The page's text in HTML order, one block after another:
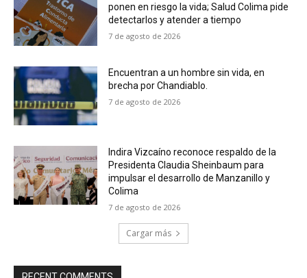
ponen en riesgo la vida; Salud Colima pide
detectarlos y atender a tiempo
7 de agosto de 2026
Encuentran a un hombre sin vida, en
brecha por Chandiablo.
7 de agosto de 2026
Indira Vizcaíno reconoce respaldo de la
Presidenta Claudia Sheinbaum para
impulsar el desarrollo de Manzanillo y
Colima
7 de agosto de 2026
Cargar más